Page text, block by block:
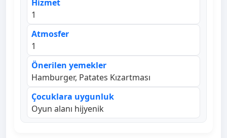
Hizmet
1
Atmosfer
1
Önerilen yemekler
Hamburger, Patates Kızartması
Çocuklara uygunluk
Oyun alanı hijyenik